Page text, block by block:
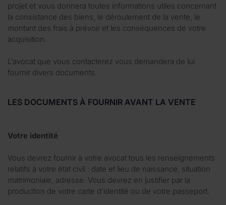
projet et vous donnera toutes informations utiles concernant
la consistance des biens, le déroulement de la vente, le
montant des frais à prévoir et les conséquences de votre
acquisition.
L’avocat que vous contacterez vous demandera de lui
fournir divers documents.
LES DOCUMENTS À FOURNIR AVANT LA VENTE
Votre identité
Vous devrez fournir à votre avocat tous les renseignements
relatifs à votre état civil : date et lieu de naissance, situation
matrimoniale, adresse. Vous devrez en justifier par la
production de votre carte d’identité ou de votre passeport.